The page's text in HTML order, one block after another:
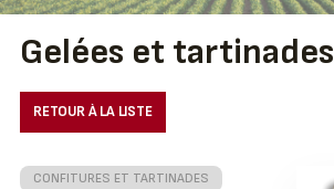
Gelées et tartinades
RETOUR À LA LISTE
CONFITURES ET TARTINADES